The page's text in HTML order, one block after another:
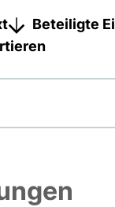
Beteiligte